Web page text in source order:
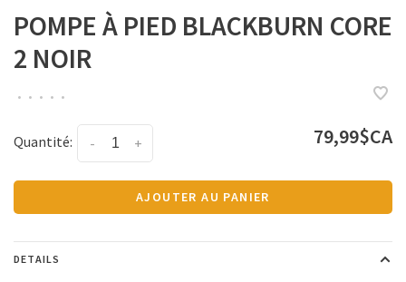
POMPE À PIED BLACKBURN CORE
2 NOIR
• • • • •
Quantité: +
- 79,99$CA
AJOUTER AU PANIER
DETAILS